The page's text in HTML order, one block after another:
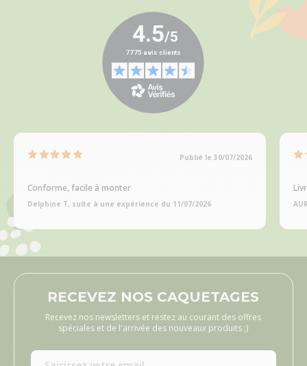
Publié le 30/07/2026
Conforme, facile à monter
Delphine T, suite à une expérience du 11/07/2026
RECEVEZ NOS CAQUETAGES
Recevez nos newsletters et restez au courant des offres
spéciales et de l'arrivée des nouveaux produits ;)